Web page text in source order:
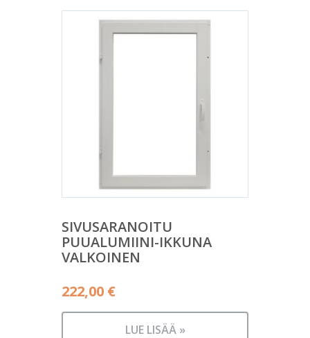
SIVUSARANOITU
PUUALUMIINI-IKKUNA
VALKOINEN
222,00 €
LUE LISÄÄ »